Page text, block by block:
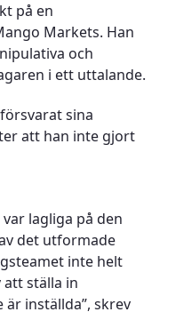
på en
Markets. Han
och
i ett uttalande.
sina
att han inte gjort
lagliga på den
det utformade
inte helt
ställa in
inställda”, skrev